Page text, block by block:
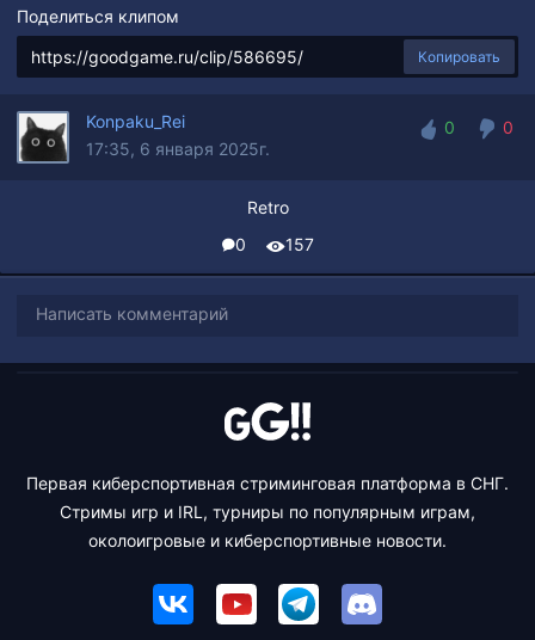
Поделиться клипом
Копировать
Konpaku_Rei
17:35, 6 января 2025г.
0
0
Retro
0
157
Написать комментарий
Первая киберспортивная стриминговая платформа в СНГ.
Стримы игр и IRL, турниры по популярным играм,
околоигровые и киберспортивные новости.